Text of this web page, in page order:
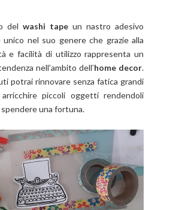
del washi tape un nastro adesivo
nel suo genere che grazie alla
e facilità di utilizzo rappresenta un
nell’ambito dell’home decor.
potrai rinnovare senza fatica grandi
piccoli oggetti rendendoli
spendere una fortuna.